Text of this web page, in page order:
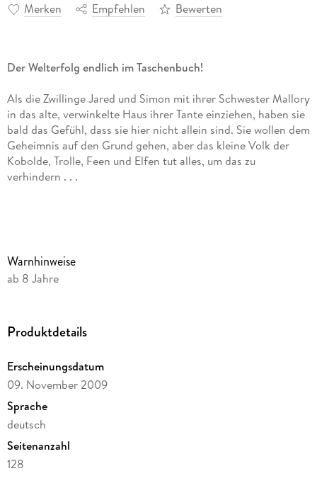
Merken Empfehlen Bewerten
Der Welterfolg endlich im Taschenbuch!
Als die Zwillinge Jared und Simon mit ihrer Schwester Mallory
in das alte, verwinkelte Haus ihrer Tante einziehen, haben sie
bald das Gefühl, dass sie hier nicht allein sind. Sie wollen dem
Geheimnis auf den Grund gehen, aber das kleine Volk der
Kobolde, Trolle, Feen und Elfen tut alles, um das zu
verhindern . . .
genommen wird, müssen sie sich entscheiden: Jareds Freiheit
oder das Handbuch . . .
Ausstattung: Mit s/w Illustrationen
Warnhinweise
ab 8 Jahre
Produktdetails
Erscheinungsdatum
09. November 2009
Sprache
deutsch
Seitenanzahl
128